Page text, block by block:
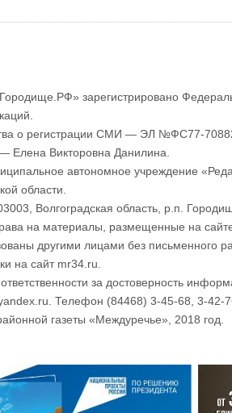
зарегистрировано
о регистрации СМИ — ЭЛ №ФС77-
Елена Викторовна Данилина.
автономное учреждение
области.
Волгоградская область, р.п.
на материалы, размещенные на
другими лицами без письменного
на сайт mr34.ru.
за достоверность
Телефон (84468) 3-45-68, 3-42-
газеты «Междуречье», 2018 год.